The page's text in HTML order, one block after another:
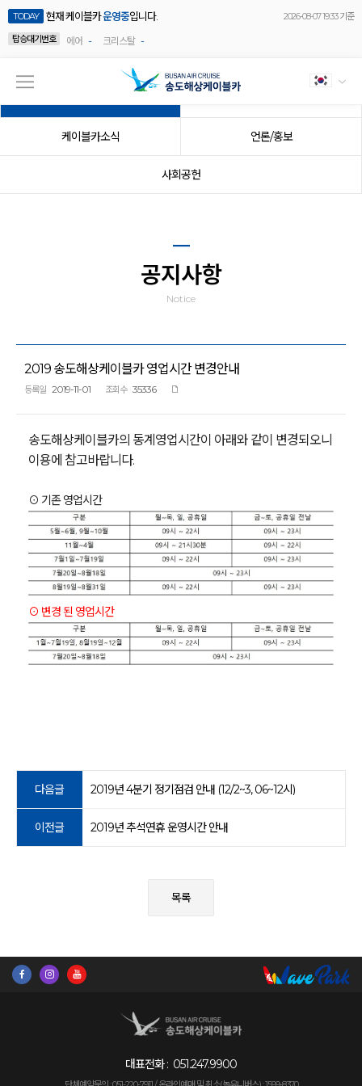
TODAY 현재 케이블카운영중입니다.
2026-08-07 19:33 기준
탑승대기번호
에어 - 크리스탈 -
케이블카소식 언론/홍보
사회공헌
공지사항
Notice
2019 송도해상케이블카 영업시간 변경안내
등록일 2019-11-01 조회수 35336
송도해상케이블카의 동계영업시간이 아래와 같이 변경되오니
이용에 참고바랍니다.
⊙ 기존 영업시간
⊙ 변경 된 영업시간
다음글 2019년 4분기 정기점검 안내 (12/2~3, 06~12시)
이전글 2019년 추석연휴 운영시간 안내
목록
대표전화 : 051.247.9900